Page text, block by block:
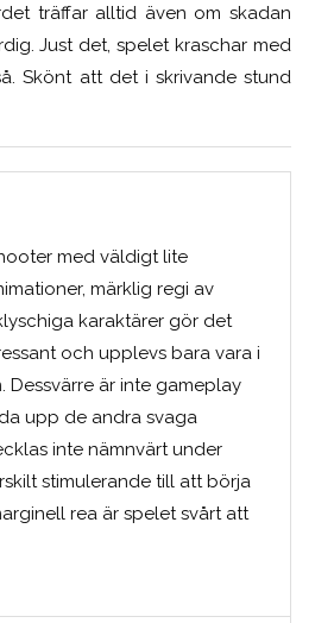
träffar alltid även om skadan
Just det, spelet kraschar med
Skönt att det i skrivande stund
med väldigt lite
märklig regi av
karaktärer gör det
och upplevs bara vara i
Dessvärre är inte gameplay
upp de andra svaga
inte nämnvärt under
stimulerande till att börja
rea är spelet svårt att